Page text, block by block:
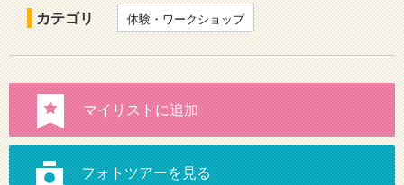
カテゴリ 体験・ワークショップ